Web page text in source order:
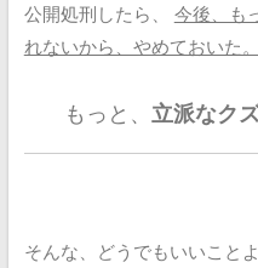
公開処刑したら、
今後、も
れないから、やめておいた。
もっと、 立派なク
そんな、どうでもいいことよ